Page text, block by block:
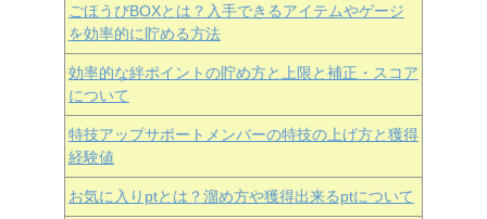
ごほうびBOXとは？入手できるアイテムやゲージ
を効率的に貯める方法
効率的な絆ポイントの貯め方と上限と補正・スコア
について
特技アップサポートメンバーの特技の上げ方と獲得
経験値
お気に入りptとは？溜め方や獲得出来るptについて